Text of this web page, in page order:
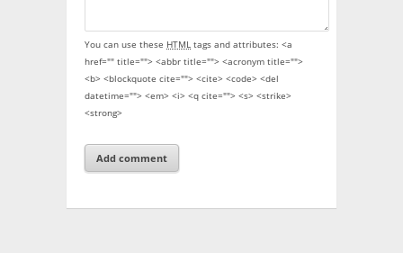
You can use these HTML tags and attributes: <a
href="" title=""> <abbr title=""> <acronym title="">
<b> <blockquote cite=""> <cite> <code> <del
datetime=""> <em> <i> <q cite=""> <s> <strike>
<strong>